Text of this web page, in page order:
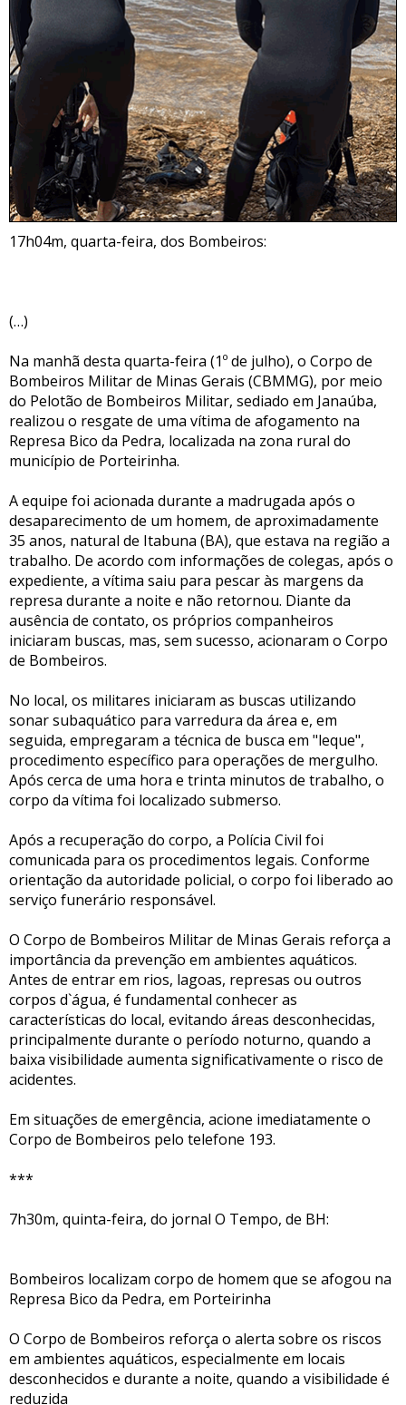
17h04m, quarta-feira, dos Bombeiros:
(…)
Na manhã desta quarta-feira (1º de julho), o Corpo de
Bombeiros Militar de Minas Gerais (CBMMG), por meio
do Pelotão de Bombeiros Militar, sediado em Janaúba,
realizou o resgate de uma vítima de afogamento na
Represa Bico da Pedra, localizada na zona rural do
município de Porteirinha.
A equipe foi acionada durante a madrugada após o
desaparecimento de um homem, de aproximadamente
35 anos, natural de Itabuna (BA), que estava na região a
trabalho. De acordo com informações de colegas, após o
expediente, a vítima saiu para pescar às margens da
represa durante a noite e não retornou. Diante da
ausência de contato, os próprios companheiros
iniciaram buscas, mas, sem sucesso, acionaram o Corpo
de Bombeiros.
No local, os militares iniciaram as buscas utilizando
sonar subaquático para varredura da área e, em
seguida, empregaram a técnica de busca em "leque",
procedimento específico para operações de mergulho.
Após cerca de uma hora e trinta minutos de trabalho, o
corpo da vítima foi localizado submerso.
Após a recuperação do corpo, a Polícia Civil foi
comunicada para os procedimentos legais. Conforme
orientação da autoridade policial, o corpo foi liberado ao
serviço funerário responsável.
O Corpo de Bombeiros Militar de Minas Gerais reforça a
importância da prevenção em ambientes aquáticos.
Antes de entrar em rios, lagoas, represas ou outros
corpos d`água, é fundamental conhecer as
características do local, evitando áreas desconhecidas,
principalmente durante o período noturno, quando a
baixa visibilidade aumenta significativamente o risco de
acidentes.
Em situações de emergência, acione imediatamente o
Corpo de Bombeiros pelo telefone 193.
***
7h30m, quinta-feira, do jornal O Tempo, de BH:
Bombeiros localizam corpo de homem que se afogou na
Represa Bico da Pedra, em Porteirinha
O Corpo de Bombeiros reforça o alerta sobre os riscos
em ambientes aquáticos, especialmente em locais
desconhecidos e durante a noite, quando a visibilidade é
reduzida